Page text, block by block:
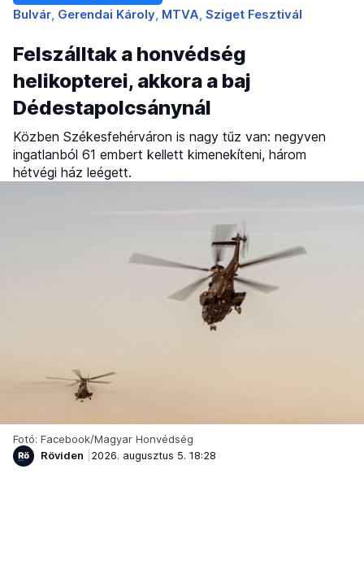
Bulvár Gerendai Károly MTVA Sziget Fesztivál
Felszálltak a honvédség
helikopterei, akkora a baj
Dédestapolcsánynál
Közben Székesfehérváron is nagy tűz van: negyven
ingatlanból 61 embert kellett kimenekíteni, három
hétvégi ház leégett.
Fotó: Facebook/Magyar Honvédség
Röviden
2026. augusztus 5. 18:28